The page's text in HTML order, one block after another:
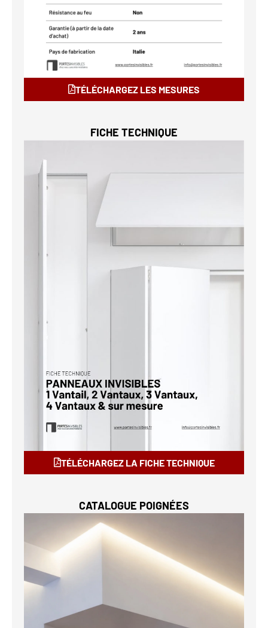
TÉLÉCHARGEZ LES MESURES
FICHE TECHNIQUE
TÉLÉCHARGEZ LA FICHE TECHNIQUE
CATALOGUE POIGNÉES